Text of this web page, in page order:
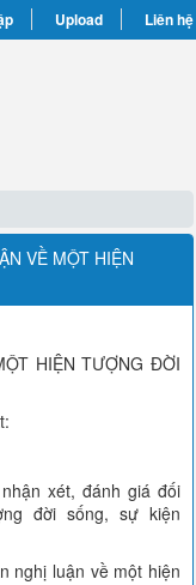
Upload Liên hệ
VỀ MỘT HIỆN
HIỆN TƯỢNG ĐỜI
xét, đánh giá đối
đời sống, sự kiện
nghị luận về một hiện